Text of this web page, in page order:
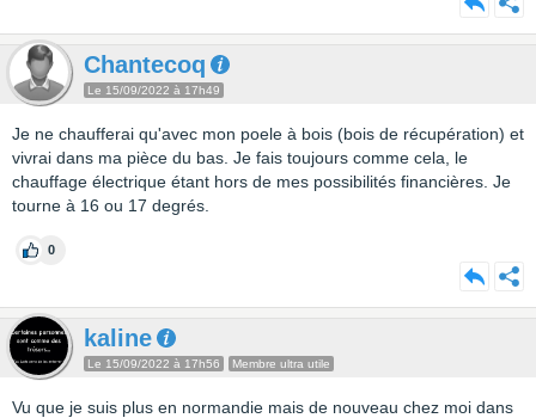
Chantecoq
Le 15/09/2022 à 17h49
Je ne chaufferai qu'avec mon poele à bois (bois de récupération) et
vivrai dans ma pièce du bas. Je fais toujours comme cela, le
chauffage électrique étant hors de mes possibilités financières. Je
tourne à 16 ou 17 degrés.
0
kaline
Le 15/09/2022 à 17h56 Membre ultra utile
Vu que je suis plus en normandie mais de nouveau chez moi dans